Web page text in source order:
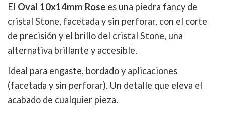
El Oval 10x14mm Rose es una piedra fancy de
cristal Stone, facetada y sin perforar, con el corte
de precisión y el brillo del cristal Stone, una
alternativa brillante y accesible.
Ideal para engaste, bordado y aplicaciones
(facetada y sin perforar). Un detalle que eleva el
acabado de cualquier pieza.